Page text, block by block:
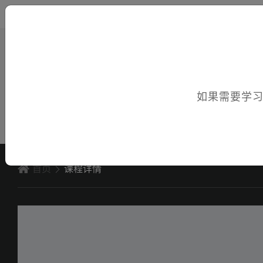
首页 课程详情
如果需要学